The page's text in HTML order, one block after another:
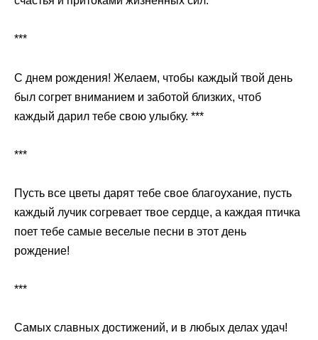
***
С днем рождения! Желаем, чтобы каждый твой день
был согрет вниманием и заботой близких, чтоб
каждый дарил тебе свою улыбку. ***
***
Пусть все цветы дарят тебе свое благоухание, пусть
каждый лучик согревает твое сердце, а каждая птичка
поет тебе самые веселые песни в этот день
рождение!
***
Самых славных достижений, и в любых делах удач!